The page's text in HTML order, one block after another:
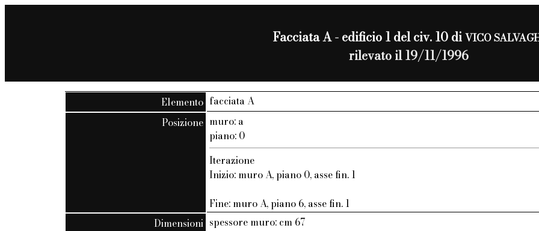
Facciata A - edificio 1 del civ. 10 diVICO
rilevato il 19/11/1996
Elemento facciata A
Posizione muro: a
piano: 0
Iterazione
Inizio: muro A, piano 0, asse fin. 1
Fine: muro A, piano 6, asse fin. 1
Dimensioni spessore muro: cm 67